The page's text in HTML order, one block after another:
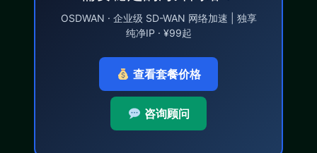
OSDWAN · 企业级 SD-WAN 网络加速 | 独享
纯净IP · ¥99起
查看套餐价格
咨询顾问